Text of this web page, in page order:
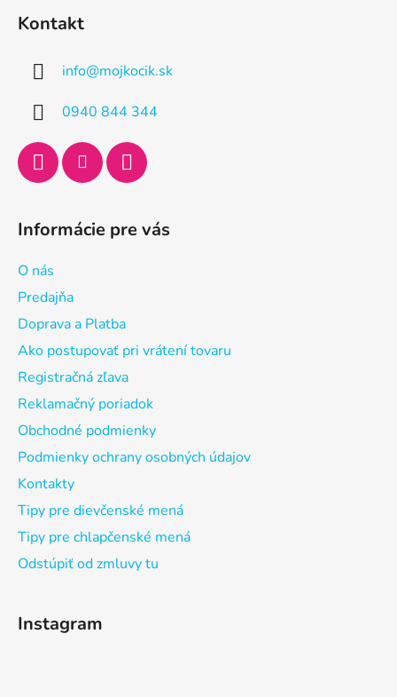
Kontakt
info@mojkocik.sk
0940 844 344
Informácie pre vás
O nás
Predajňa
Doprava a Platba
Ako postupovať pri vrátení tovaru
Registračná zľava
Reklamačný poriadok
Obchodné podmienky
Podmienky ochrany osobných údajov
Kontakty
Tipy pre dievčenské mená
Tipy pre chlapčenské mená
Odstúpiť od zmluvy tu
Instagram